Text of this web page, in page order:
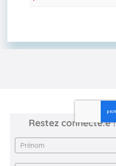
Restez connecté.e !